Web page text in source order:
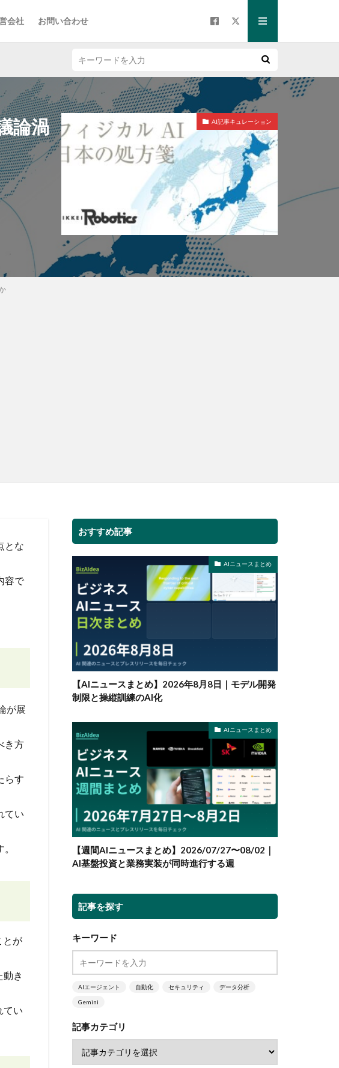
会社 お問い合わせ
論渦
AI記事キュレーション
とな
容で
が展
き方
らす
てい
とが
動き
てい
おすすめ記事
AIニュースまとめ
【AIニュースまとめ】2026年8月8日｜モデル開発
制限と操縦訓練のAI化
AIニュースまとめ
【週間AIニュースまとめ】2026/07/27〜08/02｜
AI基盤投資と業務実装が同時進行する週
記事を探す
キーワード
AIエージェント 自動化 セキュリティ データ分析
Gemini
記事カテゴリ